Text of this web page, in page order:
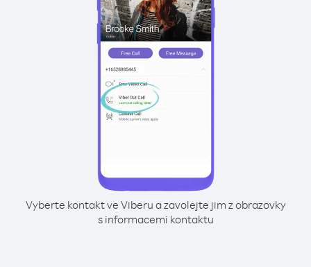
Vyberte kontakt ve Viberu a zavolejte jim z obrazovky
s informacemi kontaktu